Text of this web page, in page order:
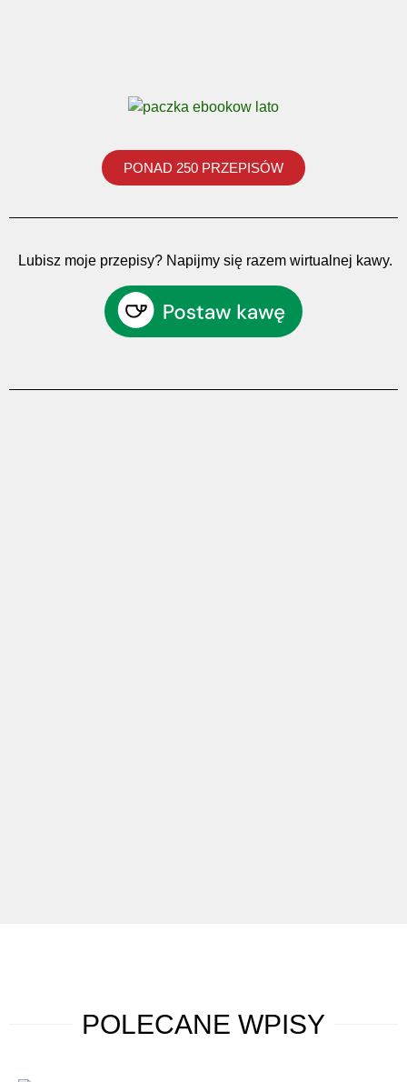
PONAD 250 PRZEPISÓW
Lubisz moje przepisy? Napijmy się razem wirtualnej kawy.
POLECANE WPISY